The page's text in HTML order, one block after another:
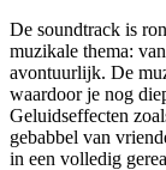
De soundtrack is
muzikale thema:
avontuurlijk. De
waardoor je nog
Geluidseffecten
gebabbel van
in een volledig